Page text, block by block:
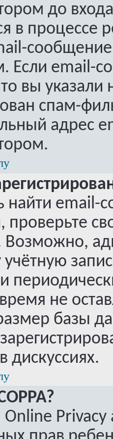
до
в процессе
Если email-
вы указали
спам-
адрес
найти email-
проверьте
Возможно,
учётную
не
базы
дискуссиях.
Online